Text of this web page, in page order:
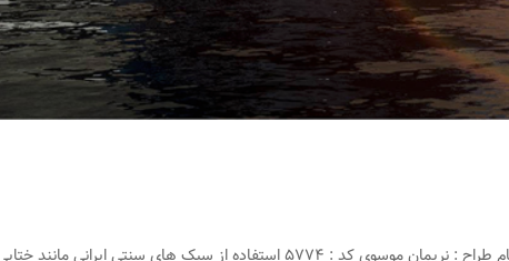
ست ختایی و اسلیمی نام طرح : ست ختایی و اسلیمی نام طراح : نریمان موسوی کد : ۵۷۷۴ استفاده از سبک های سنتی ایرانی